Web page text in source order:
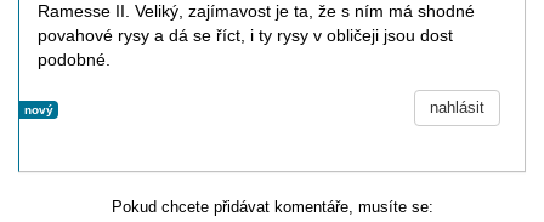
Ramesse II. Veliký, zajímavost je ta, že s ním má shodné
povahové rysy a dá se říct, i ty rysy v obličeji jsou dost
podobné.
nový nahlásit
Pokud chcete přidávat komentáře, musíte se: